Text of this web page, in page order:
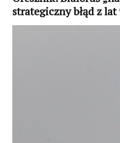
strategiczny błąd z lat